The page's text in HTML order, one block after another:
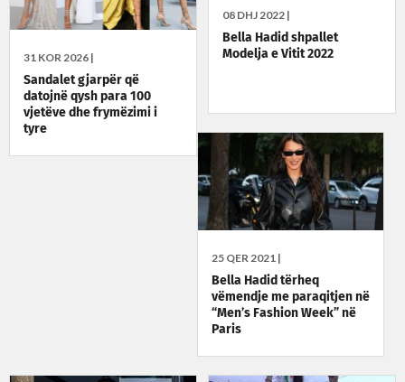
31 KOR 2026 |
Sandalet gjarpër që
datojnë qysh para 100
vjetëve dhe frymëzimi i
tyre
08 DHJ 2022 |
Bella Hadid shpallet
Modelja e Vitit 2022
25 QER 2021 |
Bella Hadid tërheq
vëmendje me paraqitjen në
“Men’s Fashion Week” në
Paris